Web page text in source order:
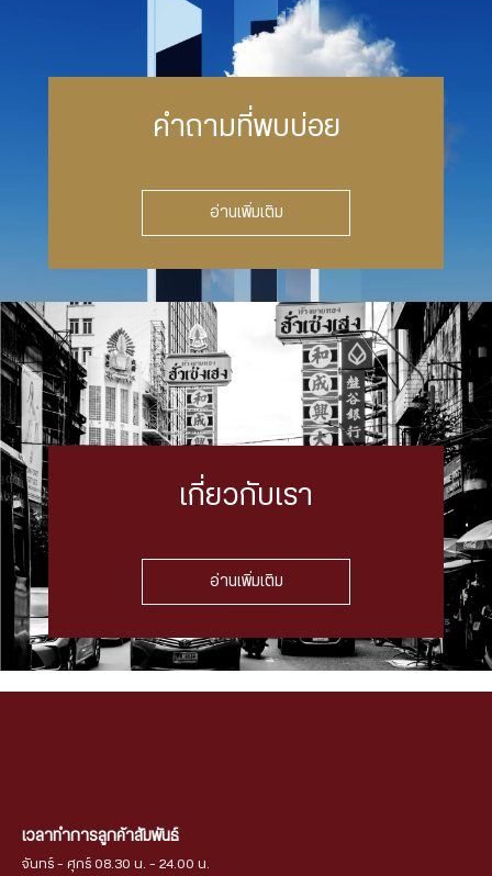
คำถามที่พบบ่อย
อ่านเพิ่มเติม
เกี่ยวกับเรา
อ่านเพิ่มเติม
เวลาทำการลูกค้าสัมพันธ์
จันทร์ - ศุกร์ 08.30 น. - 24.00 น.